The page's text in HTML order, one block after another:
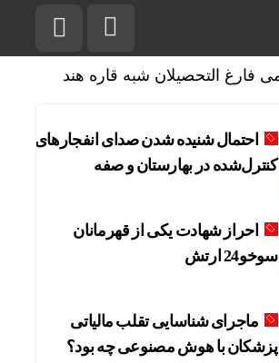
احتمال شنیده شدن صدای انفجارهای
کنترل‌شده در بهارستان و صفه
احراز شهادت یکی از قهرمانان
سوخو24 ارتش
ماجرای شناسایی تقلب مالیاتی
پزشکان با هوش مصنوعی چه بود؟